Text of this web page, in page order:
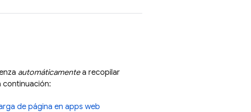
automáticamentea recopilar
continuación:
de página en apps web